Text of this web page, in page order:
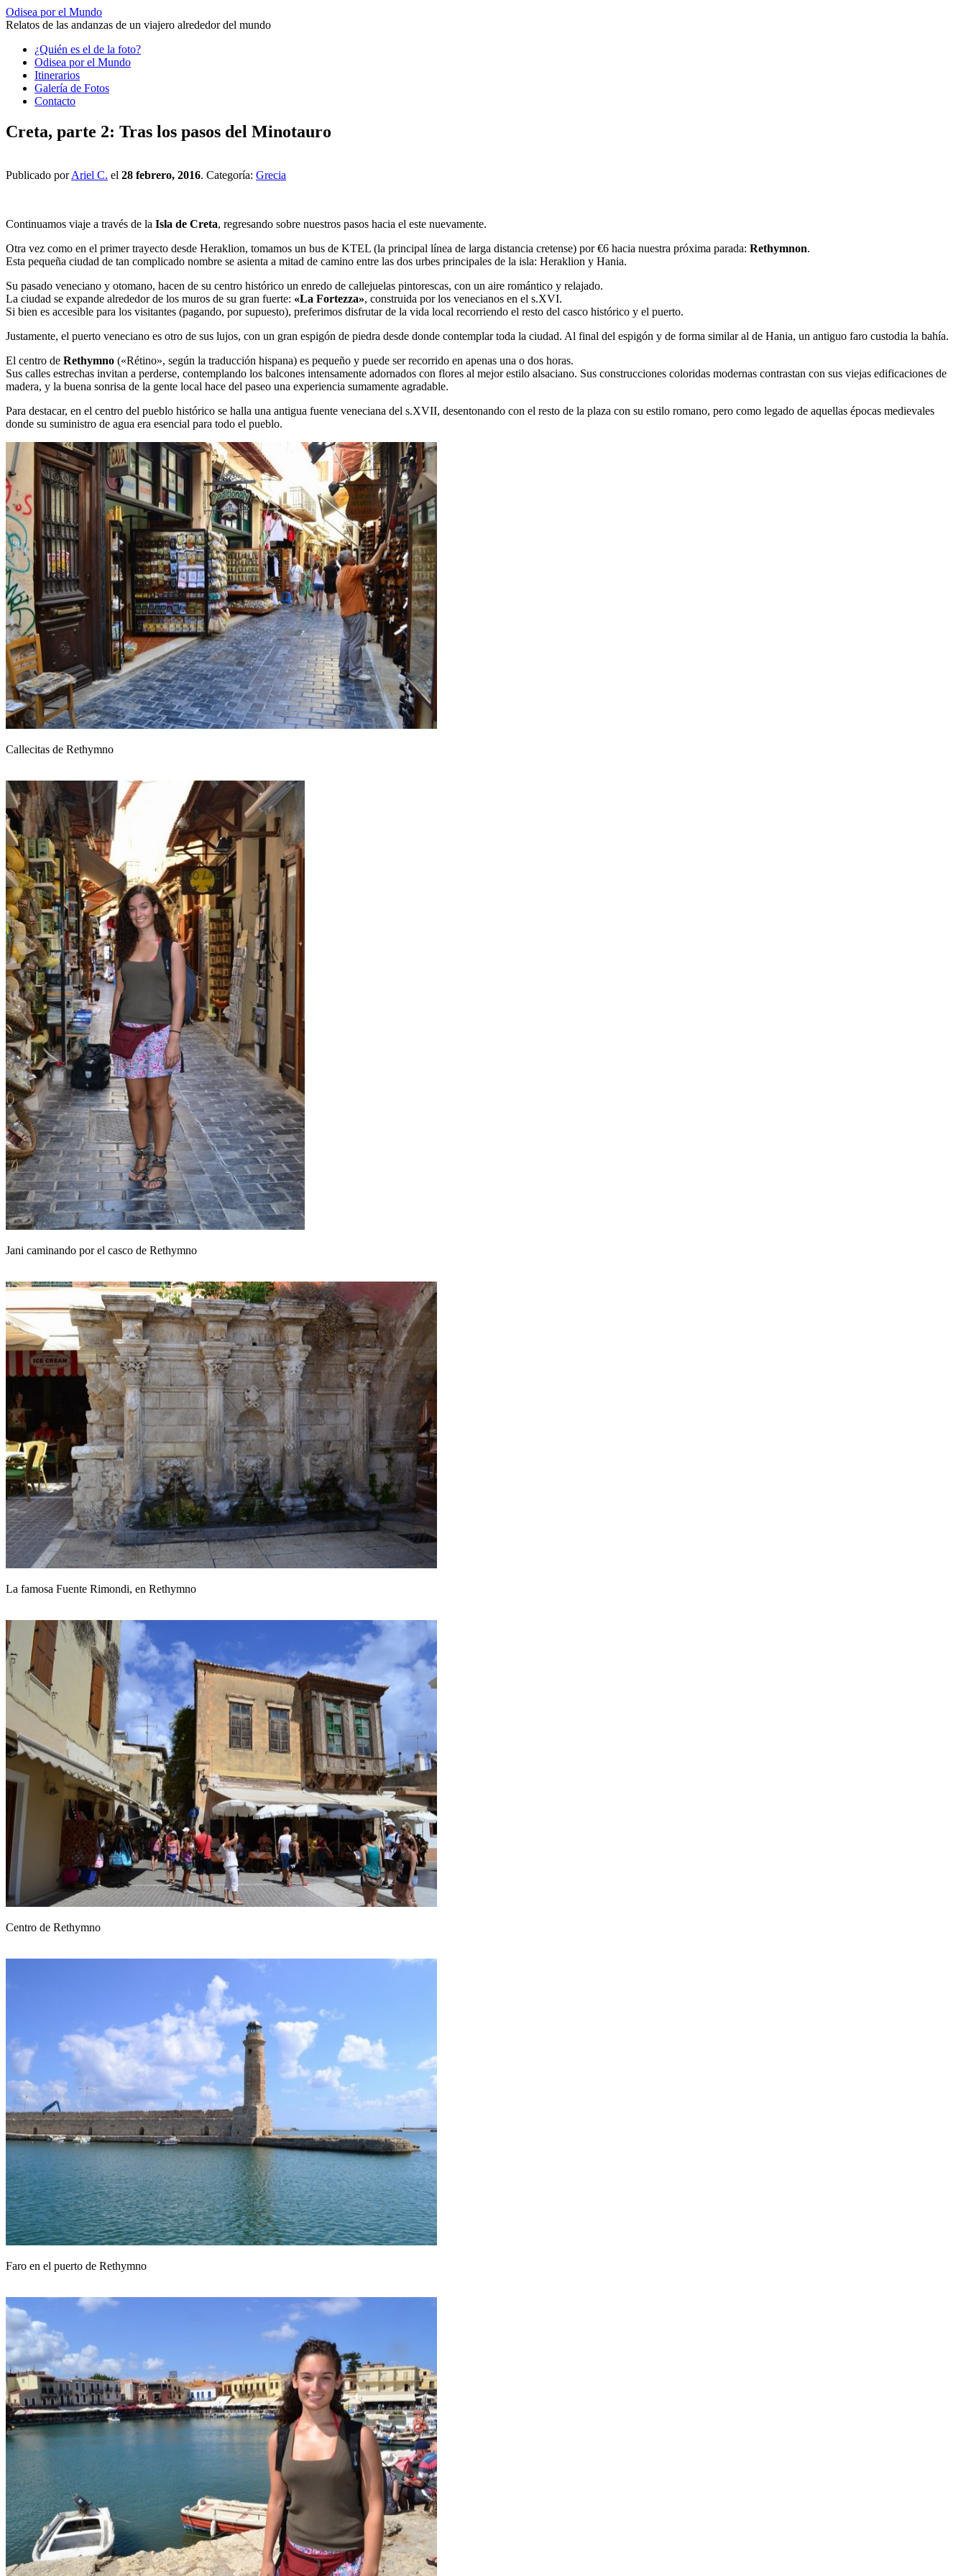
Odisea por el Mundo
Relatos de las andanzas de un viajero alrededor del mundo
Saltar
contenido
¿Quién es el de la foto?
Odisea por el Mundo
Itinerarios
Galería de Fotos
Contacto
Creta, parte 2: Tras los pasos del Minotauro
Publicado porAriel C. el 28 febrero, 2016. Categoría: Grecia
Continuamos viaje a través de la Isla de Creta, regresando sobre nuestros pasos hacia el este nuevamente.
Otra vez como en el primer trayecto desde Heraklion, tomamos un bus de KTEL (la principal línea de larga distancia cretense) por €6 hacia nuestra próxima parada: Rethymnon.
Esta pequeña ciudad de tan complicado nombre se asienta a mitad de camino entre las dos urbes principales de la isla: Heraklion y Hania.
Su pasado veneciano y otomano, hacen de su centro histórico un enredo de callejuelas pintorescas, con un aire romántico y relajado.
La ciudad se expande alrededor de los muros de su gran fuerte: «La Fortezza», construida por los venecianos en el s.XVI.
Si bien es accesible para los visitantes (pagando, por supuesto), preferimos disfrutar de la vida local recorriendo el resto del casco histórico y el puerto.
Justamente, el puerto veneciano es otro de sus lujos, con un gran espigón de piedra desde donde contemplar toda la ciudad. Al final del espigón y de forma similar al de Hania, un antiguo faro custodia la bahía.
El centro de Rethymno («Rétino», según la traducción hispana) es pequeño y puede ser recorrido en apenas una o dos horas.
Sus calles estrechas invitan a perderse, contemplando los balcones intensamente adornados con flores al mejor estilo alsaciano. Sus construcciones coloridas modernas contrastan con sus viejas edificaciones de
madera, y la buena sonrisa de la gente local hace del paseo una experiencia sumamente agradable.
Para destacar, en el centro del pueblo histórico se halla una antigua fuente veneciana del s.XVII, desentonando con el resto de la plaza con su estilo romano, pero como legado de aquellas épocas medievales
donde su suministro de agua era esencial para todo el pueblo.
Callecitas de Rethymno
Jani caminando por el casco de Rethymno
La famosa Fuente Rimondi, en Rethymno
Centro de Rethymno
Faro en el puerto de Rethymno